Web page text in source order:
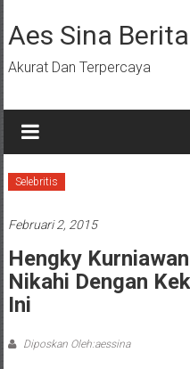
ke
konten
Aes Sina
Akurat Dan Terpercaya
Selebritis
Februari 2, 2015
Hengky
Nikahi Dengan
Ini
Diposkan Oleh:aessina